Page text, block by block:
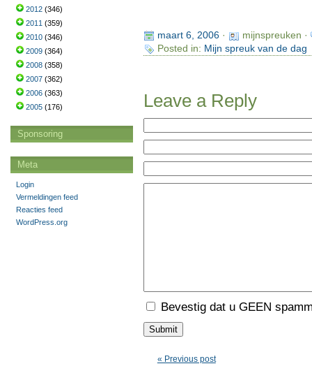
maart 6, 2006·
mijnspreuken ·
Posted in: Mijn spreuk van de dag
Leave a Reply
Bevestig dat u GEEN
« Previous post
2012 (346)
2011 (359)
2010 (346)
2009 (364)
2008 (358)
2007 (362)
2006 (363)
2005 (176)
Sponsoring
Meta
Login
Vermeldingen feed
Reacties feed
WordPress.org